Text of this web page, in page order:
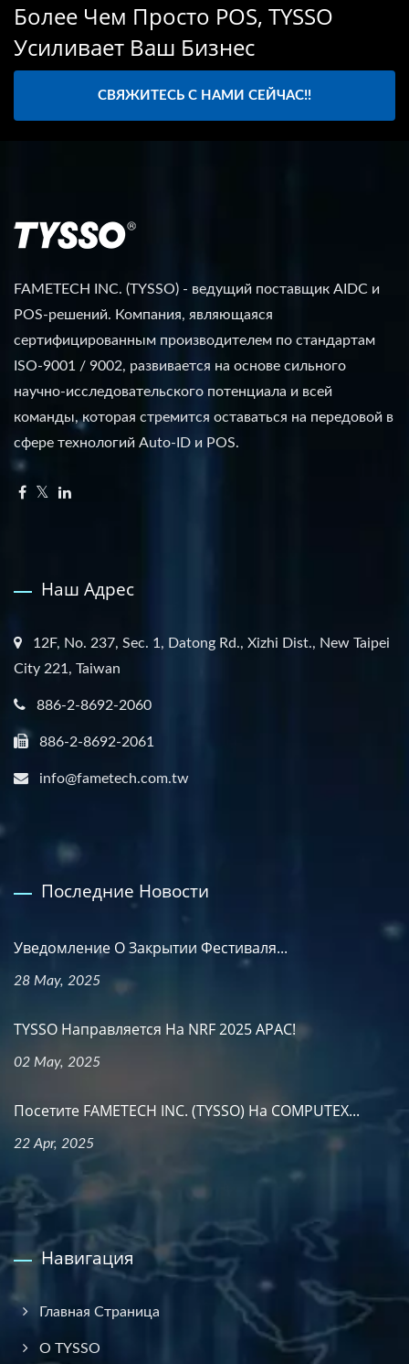
Более Чем Просто POS, TYSSO
Усиливает Ваш Бизнес
СВЯЖИТЕСЬ С НАМИ СЕЙЧАС!!
FAMETECH INC. (TYSSO) - ведущий поставщик AIDC и
POS-решений. Компания, являющаяся
сертифицированным производителем по стандартам
ISO-9001 / 9002, развивается на основе сильного
научно-исследовательского потенциала и всей
команды, которая стремится оставаться на передовой в
сфере технологий Auto-ID и POS.
Наш Адрес
12F, No. 237, Sec. 1, Datong Rd., Xizhi Dist., New Taipei
City 221, Taiwan
886-2-8692-2060
886-2-8692-2061
info@fametech.com.tw
Последние Новости
Уведомление О Закрытии Фестиваля...
28 May, 2025
TYSSO Направляется На NRF 2025 APAC!
02 May, 2025
Посетите FAMETECH INC. (TYSSO) На COMPUTEX...
22 Apr, 2025
Навигация
Главная Страница
О TYSSO